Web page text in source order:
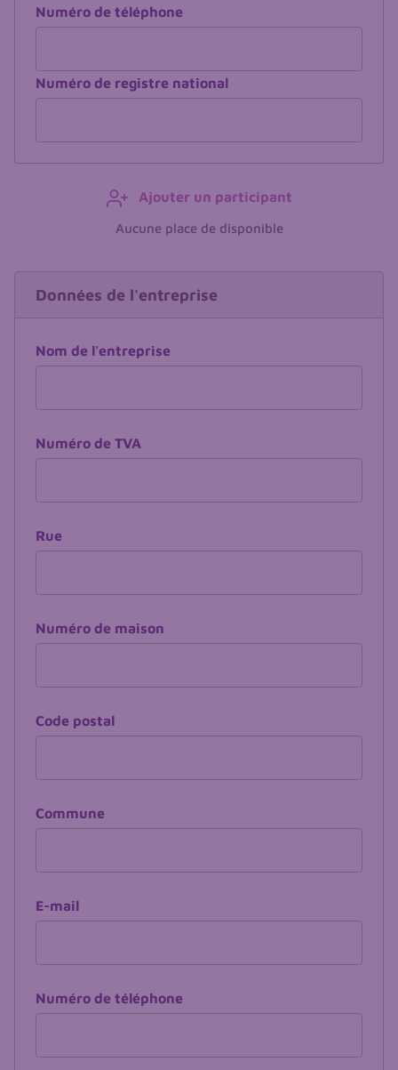
Numéro de téléphone
Numéro de registre national
Ajouter un participant
Aucune place de disponible
Données de l'entreprise
Nom de l'entreprise
Numéro de TVA
Rue
Numéro de maison
Code postal
Commune
E-mail
Numéro de téléphone